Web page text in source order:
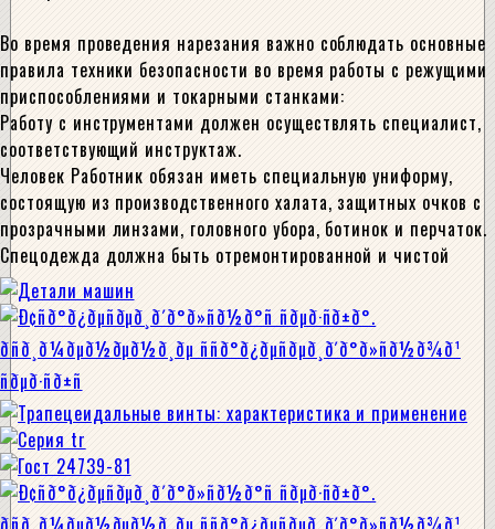
Во время проведения нарезания важно соблюдать основные
правила техники безопасности во время работы с режущими
приспособлениями и токарными станками:
Работу с инструментами должен осуществлять специалист,
соответствующий инструктаж.
Человек Работник обязан иметь специальную униформу,
состоящую из производственного халата, защитных очков с
прозрачными линзами, головного убора, ботинок и перчаток.
Спецодежда должна быть отремонтированной и чистой